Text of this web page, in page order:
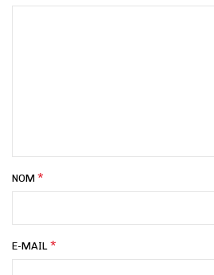
NOM *
E-MAIL *